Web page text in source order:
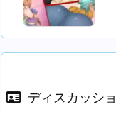
ディスカッシ